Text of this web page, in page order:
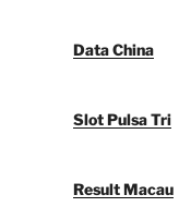
Data China
Slot Pulsa Tri
Result Macau